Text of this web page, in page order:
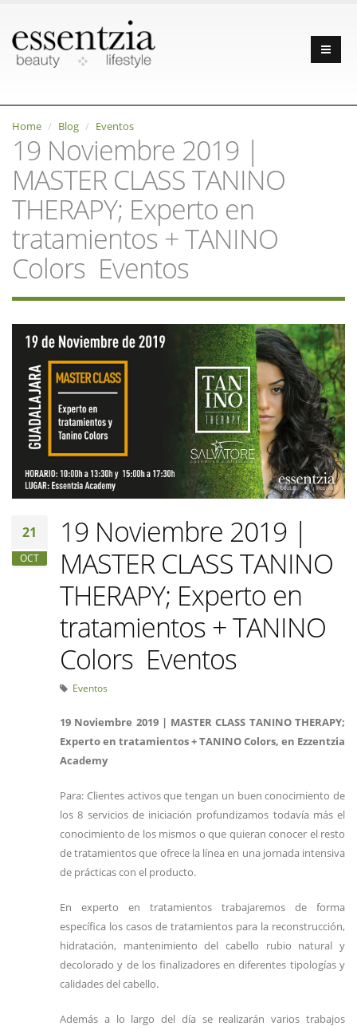
Home Blog Eventos
19 Noviembre 2019 |
MASTER CLASS TANINO
THERAPY; Experto en
tratamientos + TANINO
Colors Eventos
21
OCT
19 Noviembre 2019 |
MASTER CLASS TANINO
THERAPY; Experto en
tratamientos + TANINO
Colors Eventos
Eventos
19 Noviembre 2019 | MASTER CLASS TANINO THERAPY;
Experto en tratamientos + TANINO Colors, en Ezzentzia
Academy
Para: Clientes activos que tengan un buen conocimiento de
los 8 servicios de iniciación profundizamos todavía más el
conocimiento de los mismos o que quieran conocer el resto
de tratamientos que ofrece la línea en una jornada intensiva
de prácticas con el producto.
En experto en tratamientos trabajaremos de forma
específica los casos de tratamientos para la reconstrucción,
hidratación, mantenimiento del cabello rubio natural y
decolorado y de los finalizadores en diferentes tipologías y
calidades del cabello.
Además a lo largo del día se realizarán varios trabajos